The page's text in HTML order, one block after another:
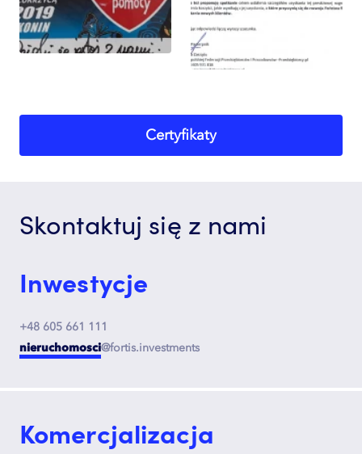
Certyfikaty
Skontaktuj się z nami
Inwestycje
+48 605 661 111
nieruchomosci@fortis.investments
Komercjalizacja